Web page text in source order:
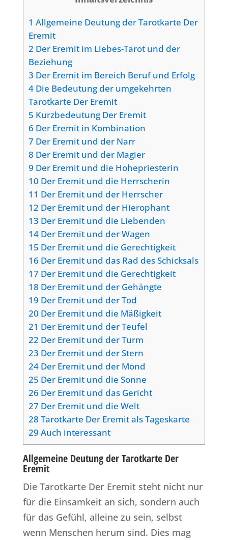
1 Allgemeine Deutung der Tarotkarte Der
Eremit
2 Der Eremit im Liebes-Tarot und der
Beziehung
3 Der Eremit im Bereich Beruf und Erfolg
4Die Bedeutung der umgekehrten
Tarotkarte Der Eremit
5 Kurzbedeutung Der Eremit
6 Der Eremit in Kombination
7 Der Eremit und der Narr
8 Der Eremit und der Magier
9 Der Eremit und die Hohepriesterin
10 Der Eremit und die Herrscherin
11 Der Eremit und der Herrscher
12 Der Eremit und der Hierophant
13 Der Eremit und die Liebenden
14Der Eremit und der Wagen
15 Der Eremit und die Gerechtigkeit
16 Der Eremit und das Rad des Schicksals
17 Der Eremit und die Gerechtigkeit
18 Der Eremit und der Gehängte
19 Der Eremit und der Tod
20 Der Eremit und die Mäßigkeit
21 Der Eremit und der Teufel
22 Der Eremit und der Turm
23 Der Eremit und der Stern
24Der Eremit und der Mond
25 Der Eremit und die Sonne
26 Der Eremit und das Gericht
27 Der Eremit und die Welt
28 Tarotkarte Der Eremit als Tageskarte
29 Auch interessant
Allgemeine Deutung der Tarotkarte Der
Eremit
Die Tarotkarte Der Eremit steht nicht nur
für die Einsamkeit an sich, sondern auch
für das Gefühl, alleine zu sein, selbst
wenn Menschen herum sind. Dies mag